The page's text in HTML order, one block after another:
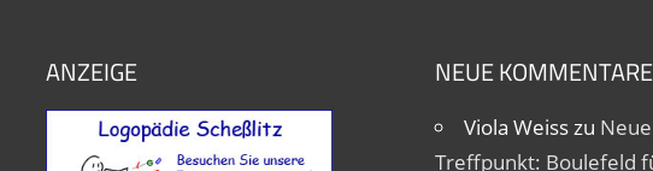
ANZEIGE NEUE KOMMENTARE
Viola Weisszu
Treffpunkt: Boulefeld